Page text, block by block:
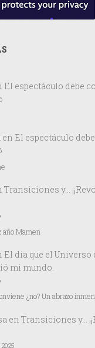
El espectáculo debe
en El espectáculo
Transiciones y…
año Mamen
El día que el
mi mundo.
¿no? Un abrazo
en Transiciones y…